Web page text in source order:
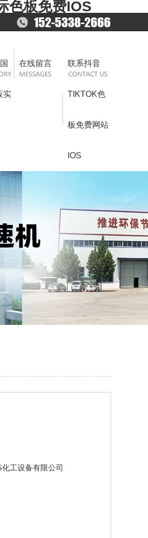
色板免费IOS
实
在线留言 联系抖音
TIKTOK色
板免费网站
IOS
工设备有限公司